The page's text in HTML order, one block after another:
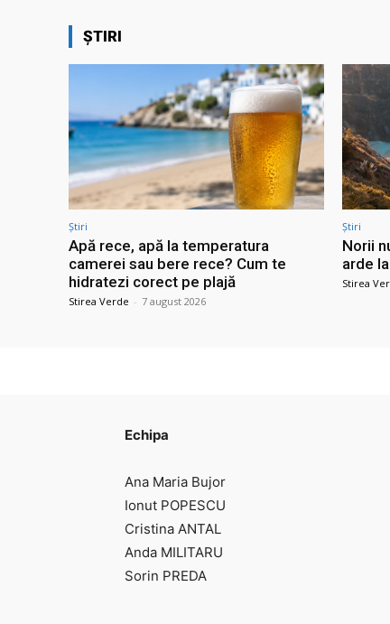
ȘTIRI
Știri
Apă rece, apă la temperatura
camerei sau bere rece? Cum te
hidratezi corect pe plajă
Stirea Verde - 7 august 2026
Știri
Norii
arde
Stirea
Echipa
Ana Maria Bujor
Ionut POPESCU
Cristina ANTAL
Anda MILITARU
Sorin PREDA